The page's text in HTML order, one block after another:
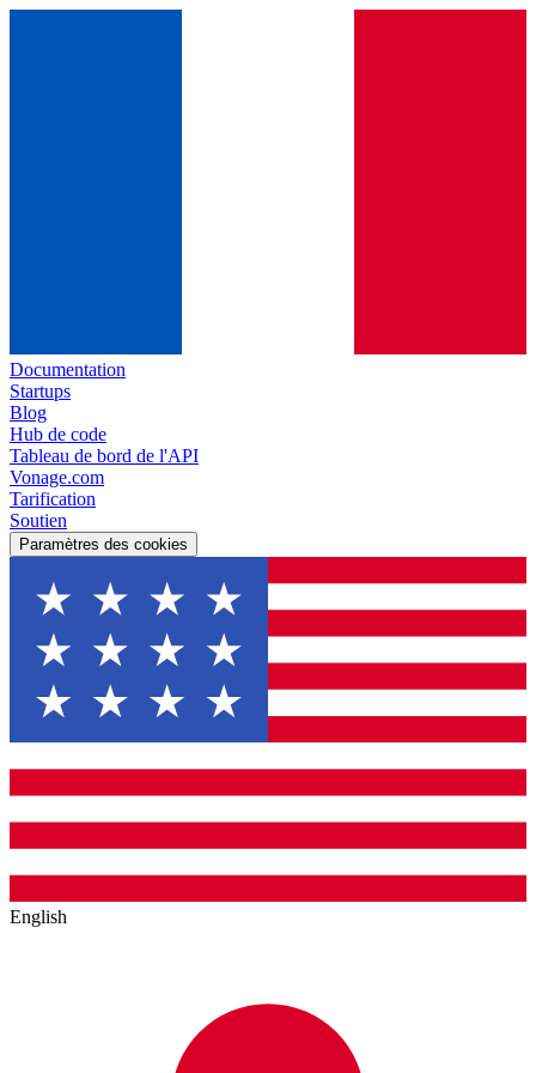
Documentation
Startups
Blog
Hub de code
Tableau de bord de l'API
Vonage.com
Tarification
Soutien
Paramètres des cookies
English